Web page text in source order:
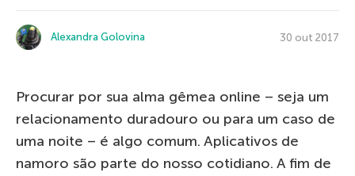
Alexandra Golovina 30 out 2017
Procurar por sua alma gêmea online – seja um
relacionamento duradouro ou para um caso de
uma noite – é algo comum. Aplicativos de
namoro são parte do nosso cotidiano. A fim de